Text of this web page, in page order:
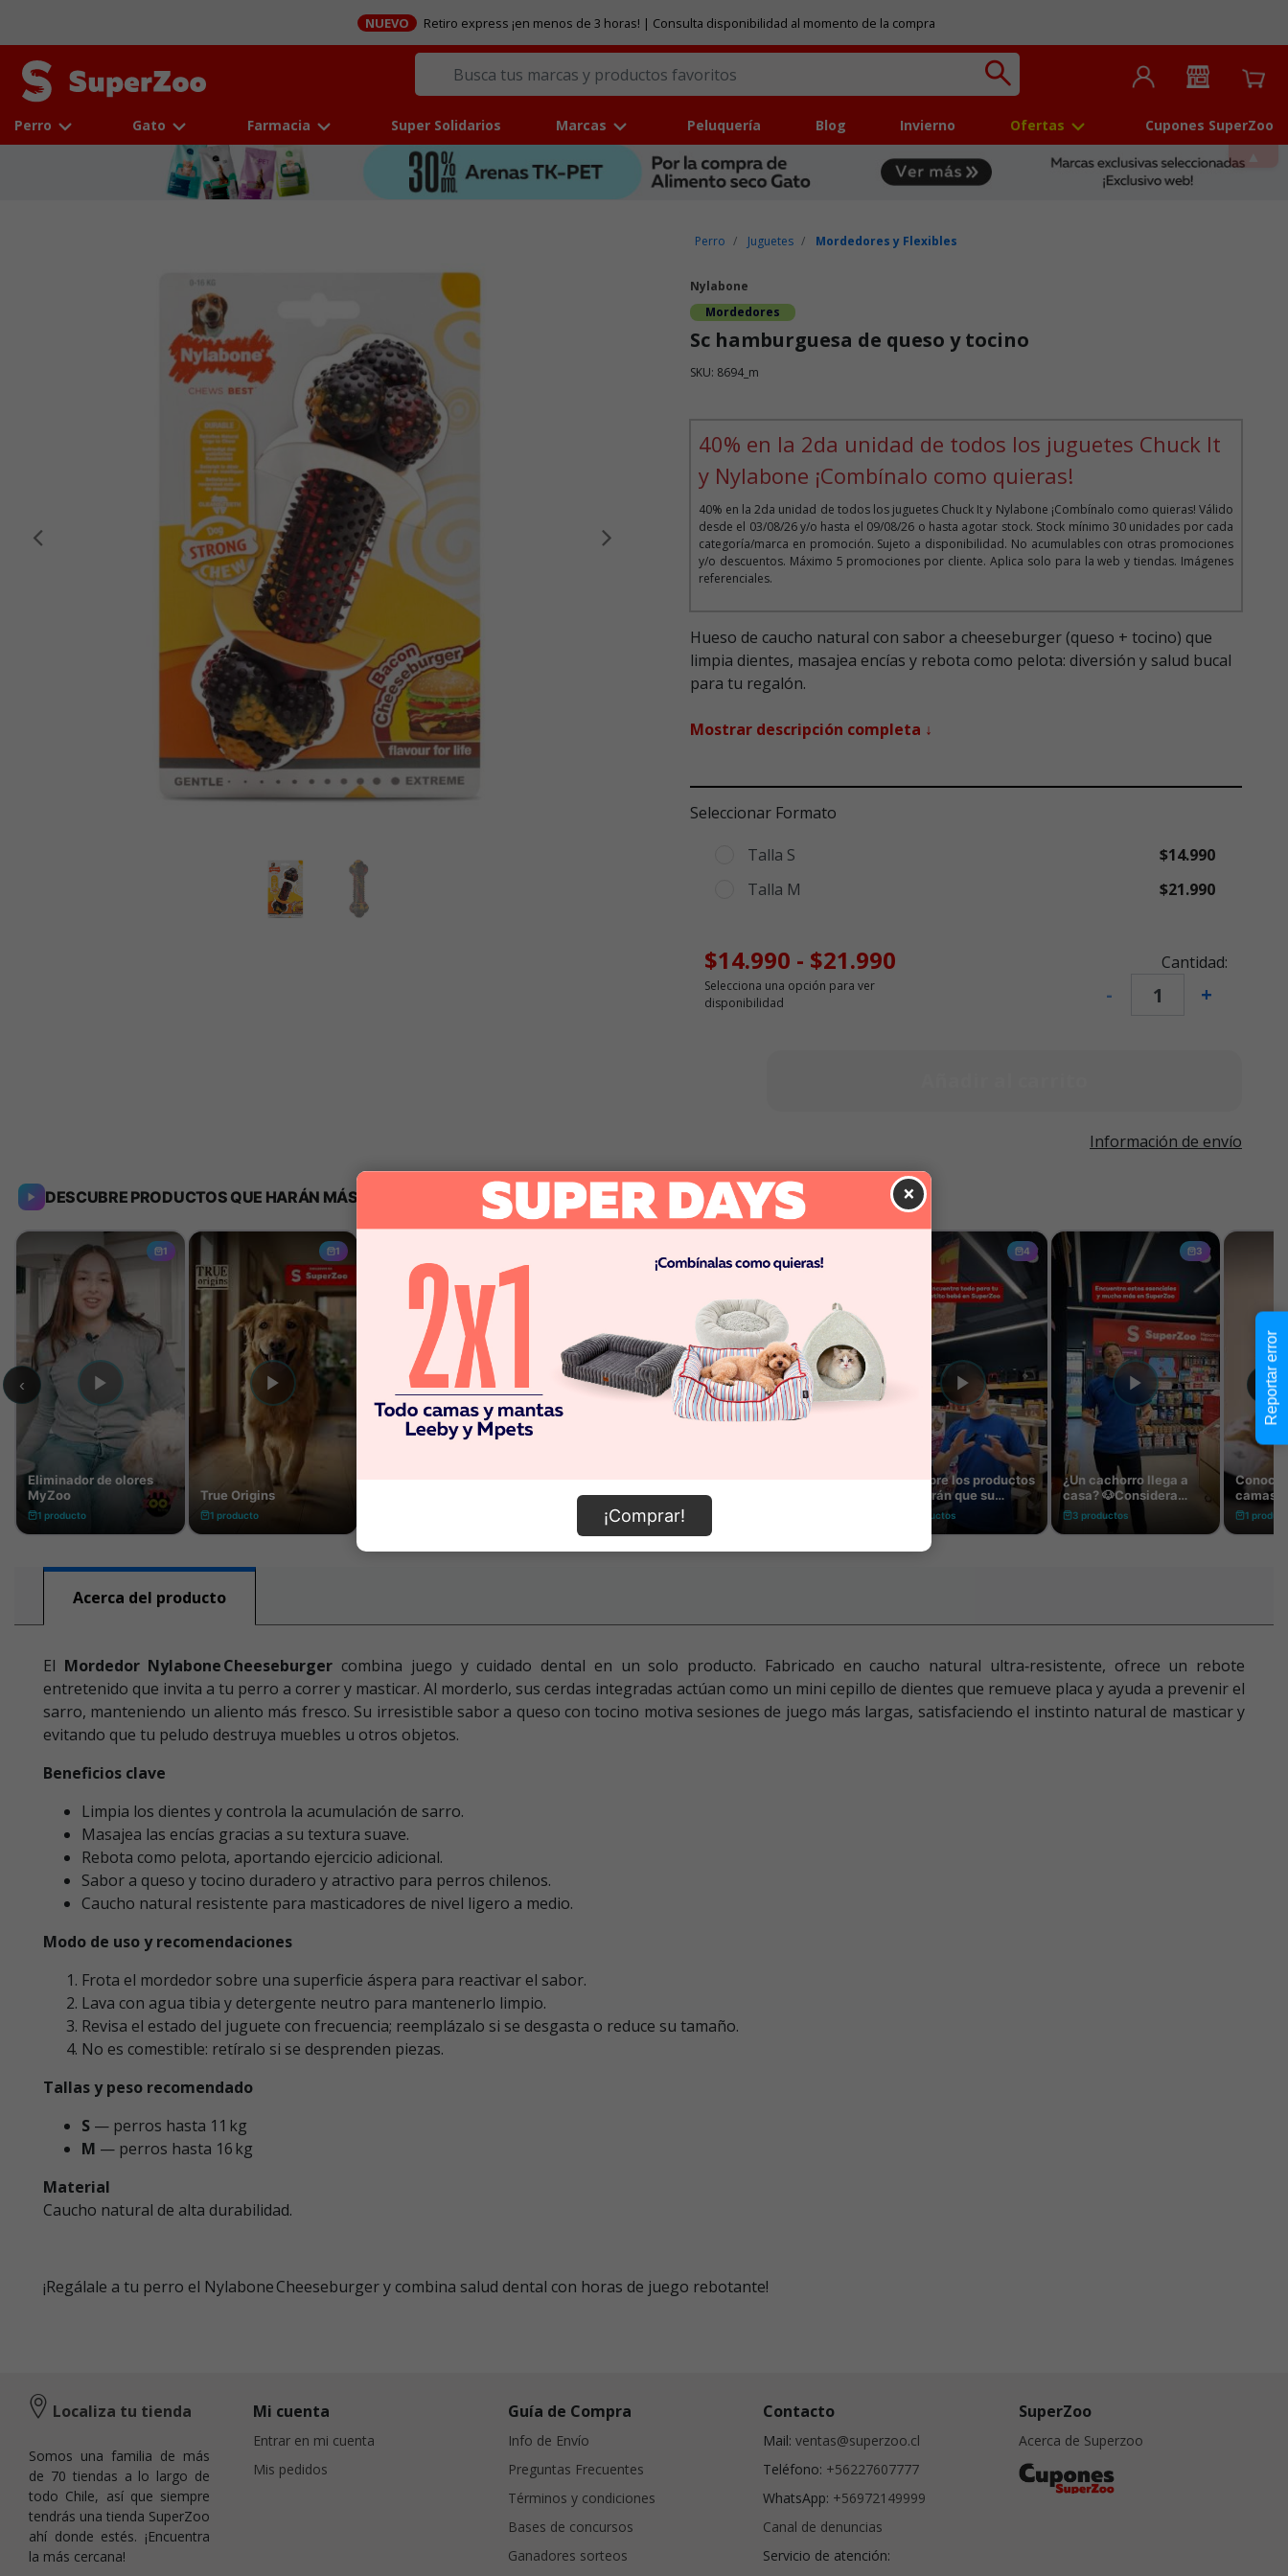
NUEVO Retiro express ¡en menos de 3 horas! | Consulta disponibilidad al momento de la compra
Perro Gato Farmacia Super Solidarios Marcas Peluquería Blog Invierno Ofertas Cupones SuperZoo
Anterior
Perro Juguetes Mordedores y Flexibles
Nylabone
Mordedores
Sc hamburguesa de queso y tocino
SKU: 8694_m
40% en la 2da unidad de todos los juguetes Chuck It
y Nylabone ¡Combínalo como quieras!
40% en la 2da unidad de todos los juguetes Chuck It y Nylabone ¡Combínalo como quieras! Válido
desde el 03/08/26 y/o hasta el 09/08/26 o hasta agotar stock. Stock mínimo 30 unidades por cada
categoría/marca en promoción. Sujeto a disponibilidad. No acumulables con otras promociones
y/o descuentos. Máximo 5 promociones por cliente. Aplica solo para la web y tiendas. Imágenes
referenciales.
Hueso de caucho natural con sabor a cheeseburger (queso + tocino) que
limpia dientes, masajea encías y rebota como pelota: diversión y salud bucal
para tu regalón.
Mostrar descripción completa ↓
Seleccionar Formato
Talla S
$14.990
Talla M
$21.990
Cantidad:
- +
$14.990 - $21.990
Selecciona una opción para ver
disponibilidad
Información de envío
Acerca del producto
El Mordedor Nylabone Cheeseburger combina juego y cuidado dental en un solo producto. Fabricado en caucho natural ultra‑resistente, ofrece un rebote
entretenido que invita a tu perro a correr y masticar. Al morderlo, sus cerdas integradas actúan como un mini cepillo de dientes que remueve placa y ayuda a prevenir el
sarro, manteniendo un aliento más fresco. Su irresistible sabor a queso con tocino motiva sesiones de juego más largas, satisfaciendo el instinto natural de masticar y
evitando que tu peludo destruya muebles u otros objetos.
Beneficios clave
Limpia los dientes y controla la acumulación de sarro.
Masajea las encías gracias a su textura suave.
Rebota como pelota, aportando ejercicio adicional.
Sabor a queso y tocino duradero y atractivo para perros chilenos.
Caucho natural resistente para masticadores de nivel ligero a medio.
Modo de uso y recomendaciones
Frota el mordedor sobre una superficie áspera para reactivar el sabor.
Lava con agua tibia y detergente neutro para mantenerlo limpio.
Revisa el estado del juguete con frecuencia; reemplázalo si se desgasta o reduce su tamaño.
No es comestible: retíralo si se desprenden piezas.
Tallas y peso recomendado
S — perros hasta 11 kg
M — perros hasta 16 kg
Material
Caucho natural de alta durabilidad.
¡Regálale a tu perro el Nylabone Cheeseburger y combina salud dental con horas de juego rebotante!
×
¡Comprar!
Localiza tu tienda
Somos una familia de más
de 70 tiendas a lo largo de
todo Chile, así que siempre
tendrás una tienda SuperZoo
ahí donde estés. ¡Encuentra
la más cercana!
Mi cuenta
Entrar en mi cuenta
Mis pedidos
Guía de Compra
Info de Envío
Preguntas Frecuentes
Términos y condiciones
Bases de concursos
Ganadores sorteos
Contacto
Mail: ventas@superzoo.cl
Teléfono: +56227607777
WhatsApp: +56972149999
Canal de denuncias
Servicio de atención:
SuperZoo
Acerca de Superzoo
Reportar error